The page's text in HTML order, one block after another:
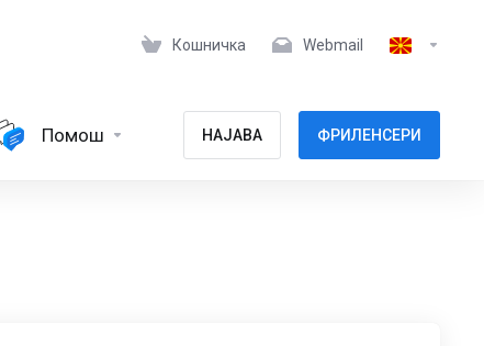
Кошничка Webmail
Помош НАЈАВА ФРИЛЕНСЕРИ